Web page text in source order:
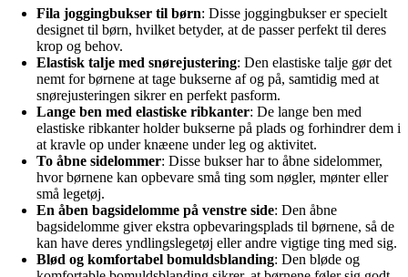
Fila joggingbukser til børn: Disse joggingbukser er specielt
designet til børn, hvilket betyder, at de passer perfekt til deres
krop og behov.
Elastisk talje med snørejustering: Den elastiske talje gør det
nemt for børnene at tage bukserne af og på, samtidig med at
snørejusteringen sikrer en perfekt pasform.
Lange ben med elastiske ribkanter: De lange ben med
elastiske ribkanter holder bukserne på plads og forhindrer dem i
at kravle op under knæene under leg og aktivitet.
To åbne sidelommer: Disse bukser har to åbne sidelommer,
hvor børnene kan opbevare små ting som nøgler, mønter eller
små legetøj.
En åben bagsidelomme på venstre side: Den åbne
bagsidelomme giver ekstra opbevaringsplads til børnene, så de
kan have deres yndlingslegetøj eller andre vigtige ting med sig.
Blød og komfortabel bomuldsblanding: Den bløde og